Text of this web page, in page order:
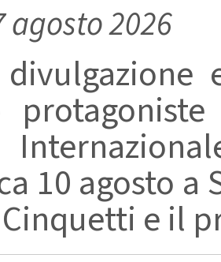
agosto 2026
10 agosto
e il